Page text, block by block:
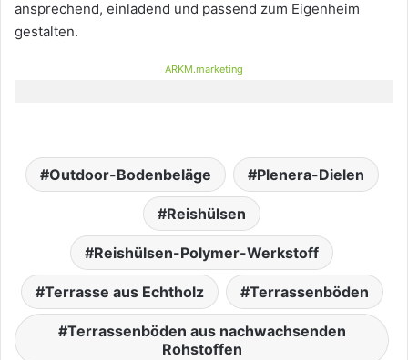
ansprechend, einladend und passend zum Eigenheim
gestalten.
ARKM.marketing
Outdoor-Bodenbeläge Plenera-Dielen
Reishülsen
Reishülsen-Polymer-Werkstoff
Terrasse aus Echtholz Terrassenböden
Terrassenböden aus nachwachsenden
Rohstoffen